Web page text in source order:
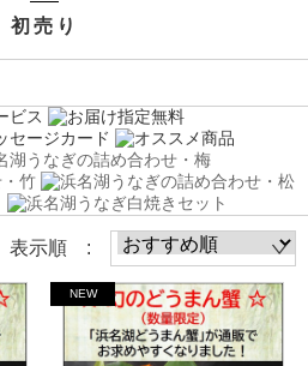
初売り
表示順 :